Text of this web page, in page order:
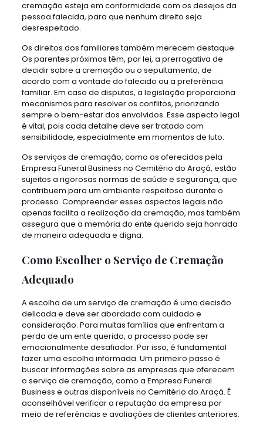
cremação esteja em conformidade com os desejos da
pessoa falecida, para que nenhum direito seja
desrespeitado.
Os direitos dos familiares também merecem destaque.
Os parentes próximos têm, por lei, a prerrogativa de
decidir sobre a cremação ou o sepultamento, de
acordo com a vontade do falecido ou a preferência
familiar. Em caso de disputas, a legislação proporciona
mecanismos para resolver os conflitos, priorizando
sempre o bem-estar dos envolvidos. Esse aspecto legal
é vital, pois cada detalhe deve ser tratado com
sensibilidade, especialmente em momentos de luto.
Os serviços de cremação, como os oferecidos pela
Empresa Funeral Business no Cemitério do Araçá, estão
sujeitos a rigorosas normas de saúde e segurança, que
contribuem para um ambiente respeitoso durante o
processo. Compreender esses aspectos legais não
apenas facilita a realização da cremação, mas também
assegura que a memória do ente querido seja honrada
de maneira adequada e digna.
Como Escolher o Serviço de Cremação
Adequado
A escolha de um serviço de cremação é uma decisão
delicada e deve ser abordada com cuidado e
consideração. Para muitas famílias que enfrentam a
perda de um ente querido, o processo pode ser
emocionalmente desafiador. Por isso, é fundamental
fazer uma escolha informada. Um primeiro passo é
buscar informações sobre as empresas que oferecem
o serviço de cremação, como a Empresa Funeral
Business e outras disponíveis no Cemitério do Araçá. É
aconselhável verificar a reputação da empresa por
meio de referências e avaliações de clientes anteriores.